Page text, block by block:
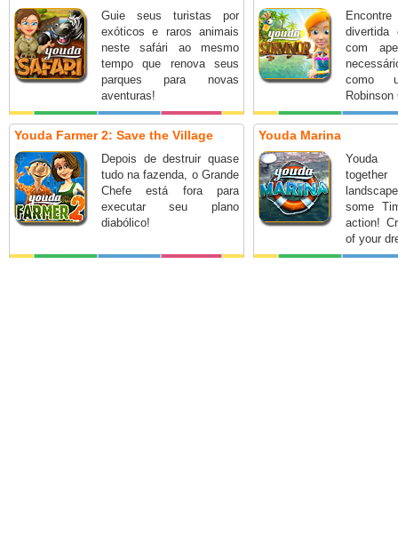
Guie seus turistas por
exóticos e raros animais
neste safári ao mesmo
tempo que renova seus
parques para novas
aventuras!
divertida
com
como
Robinson
Youda Farmer 2: Save the Village
Depois de destruir quase
tudo na fazenda, o Grande
Chefe está fora para
executar seu plano
diabólico!
Youda Marina
Youda
some
action!
of your